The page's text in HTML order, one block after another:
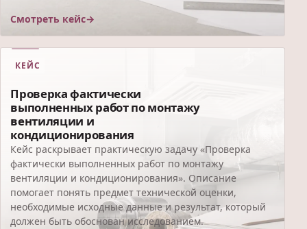
Смотреть кейс
КЕЙС
Проверка фактически
выполненных работ по монтажу
вентиляции и
кондиционирования
Кейс раскрывает практическую задачу «Проверка
фактически выполненных работ по монтажу
вентиляции и кондиционирования». Описание
помогает понять предмет технической оценки,
необходимые исходные данные и результат, который
должен быть обоснован исследованием.